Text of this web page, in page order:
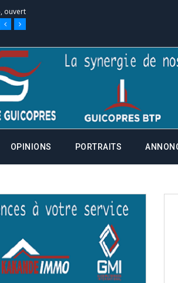
à
de
OPINIONS PORTRAITS